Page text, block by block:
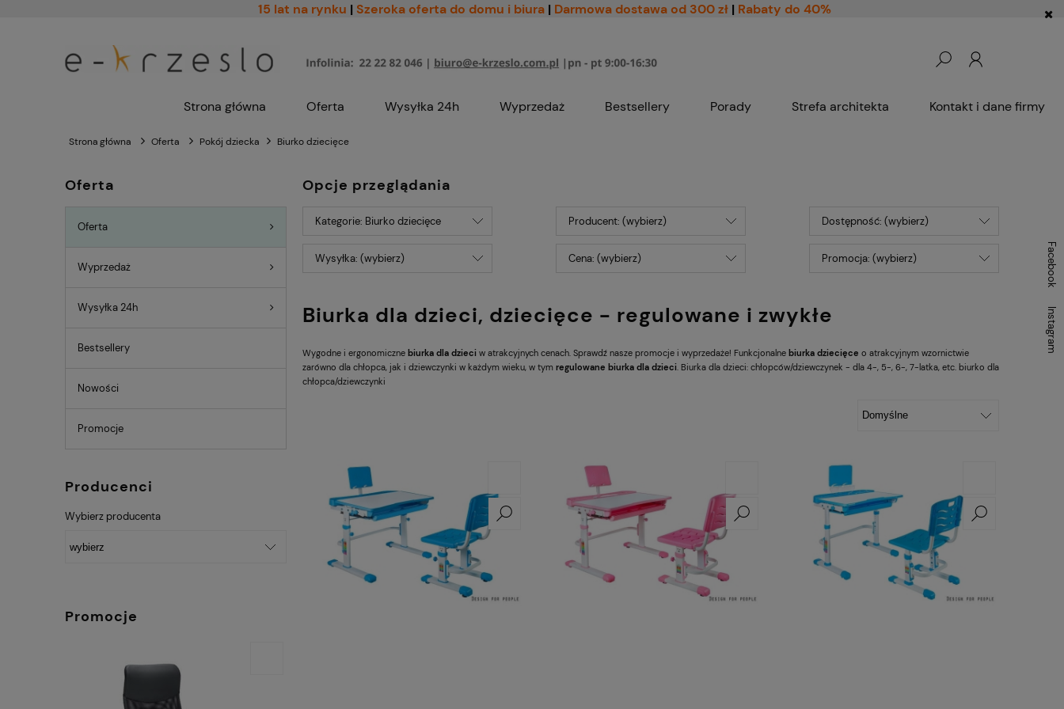
15 lat na rynku | Szeroka oferta do domu i biura | Darmowa dostawa od 300 zł | Rabaty do 40%
Strona główna Oferta Wysyłka 24h Wyprzedaż Bestsellery Porady Strefa architekta Kontakt i dane firmy
Strona główna Oferta Pokój dziecka Biurko dziecięce
Oferta
Oferta
Wyprzedaż
Wysyłka 24h
Bestsellery
Nowości
Promocje
Producenci
Wybierz producenta
Promocje
Opcje przeglądania
Kategorie: Biurko dziecięce Producent: (wybierz) Dostępność: (wybierz)
Wysyłka: (wybierz) Cena: (wybierz) Promocja: (wybierz)
Biurka dla dzieci, dziecięce - regulowane i zwykłe
Wygodne i ergonomiczne biurka dla dzieci w atrakcyjnych cenach. Sprawdź nasze promocje i wyprzedaże! Funkcjonalne biurka dziecięce o atrakcyjnym wzornictwie
zarówno dla chłopca, jak i dziewczynki w każdym wieku, w tym regulowane biurka dla dzieci. Biurka dla dzieci: chłopców/dziewczynek - dla 4-, 5-, 6-, 7-latka, etc. biurko dla
chłopca/dziewczynki
Facebook
Instagram